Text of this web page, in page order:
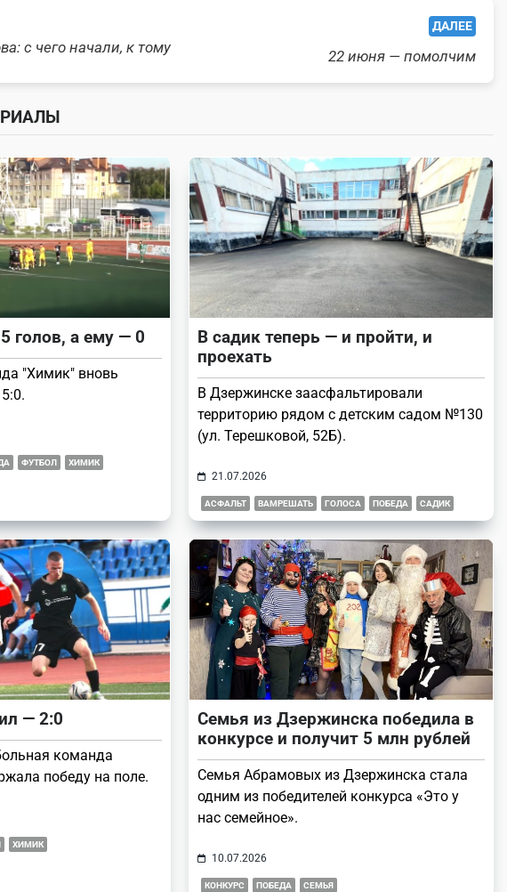
span>
с чего начали, к тому
ДАЛЕЕ
22 июня — помолчим
голов, а ему — 0
"Химик" вновь
ФУТБОЛ ХИМИК
В садик теперь — и пройти, и
проехать
В Дзержинске заасфальтировали
территорию рядом с детским садом №130
(ул. Терешковой, 52Б).
21.07.2026
АСФАЛЬТ ВАМРЕШАТЬ ГОЛОСА ПОБЕДА САДИК
— 2:0
команда
победу на поле.
ХИМИК
Семья из Дзержинска победила в
конкурсе и получит 5 млн рублей
Семья Абрамовых из Дзержинска стала
одним из победителей конкурса «Это у
нас семейное».
10.07.2026
КОНКУРС ПОБЕДА СЕМЬЯ